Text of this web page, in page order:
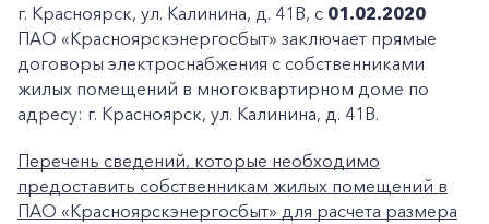
г. Красноярск, ул. Калинина, д. 41В, с 01.02.2020
ПАО «Красноярскэнергосбыт» заключает прямые
договоры электроснабжения с собственниками
жилых помещений в многоквартирном доме по
адресу: г. Красноярск, ул. Калинина, д. 41В.
Перечень сведений, которые необходимо
предоставить собственникам жилых помещений в
ПАО «Красноярскэнергосбыт» для расчета размера